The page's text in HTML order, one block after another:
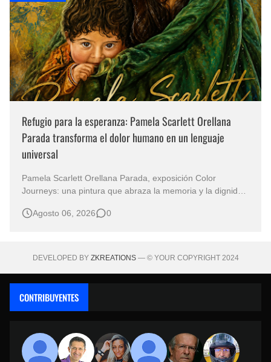
Refugio para la esperanza: Pamela Scarlett Orellana
Parada transforma el dolor humano en un lenguaje
universal
Pamela Scarlett Orellana Parada, exposición Color
Journeys: una pintura que abraza la memoria y la dignidad
obras no necesitan levantar la voz para permanecer en la
Agosto 06, 2026 0
DEVELOPED BY ZKREATIONS— © YOUR COPYRIGHT 2024
CONTRIBUYENTES